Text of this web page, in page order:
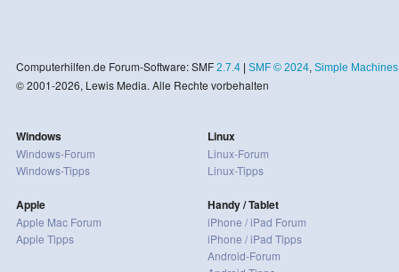
Computerhilfen.de Forum-Software: SMF 2.7.4| SMF © 2024, Simple Machines
© 2001-2026, Lewis Media. Alle Rechte vorbehalten
Windows
Windows-Forum
Windows-Tipps
Apple
Apple Mac Forum
Apple Tipps
Linux
Linux-Forum
Linux-Tipps
Handy / Tablet
iPhone / iPad Forum
iPhone / iPad Tipps
Android-Forum